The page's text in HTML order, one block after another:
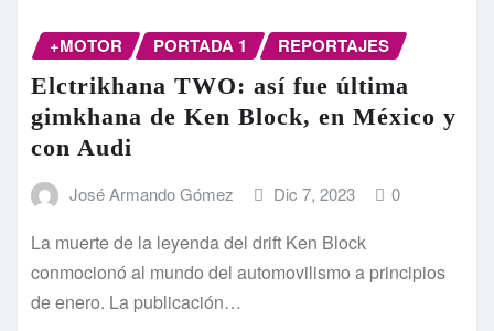
+MOTOR PORTADA 1 REPORTAJES
Elctrikhana TWO: así fue última
gimkhana de Ken Block, en México y
con Audi
José Armando Gómez Dic 7, 2023 0
La muerte de la leyenda del drift Ken Block
conmocionó al mundo del automovilismo a principios
de enero. La publicación…